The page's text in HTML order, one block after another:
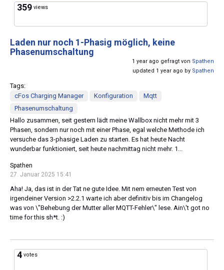
359 views
Laden nur noch 1-Phasig möglich, keine
Phasenumschaltung
1 year ago gefragt von Spathen
updated 1 year ago by Spathen
Tags:
cFos Charging Manager
Konfiguration
Mqtt
Phasenumschaltung
Hallo zusammen, seit gestern lädt meine Wallbox nicht mehr mit 3
Phasen, sondern nur noch mit einer Phase, egal welche Methode ich
versuche das 3-phasige Laden zu starten. Es hat heute Nacht
wunderbar funktioniert, seit heute nachmittag nicht mehr. 1...
Spathen
27. Januar 2025 15:41
Aha! Ja, das ist in der Tat ne gute Idee. Mit nem erneuten Test von
irgendeiner Version >2.2.1 warte ich aber definitiv bis im Changelog
was von \"Behebung der Mutter aller MQTT-Fehler\" lese. Ain\'t got no
time for this sh*t. :)
4 votes